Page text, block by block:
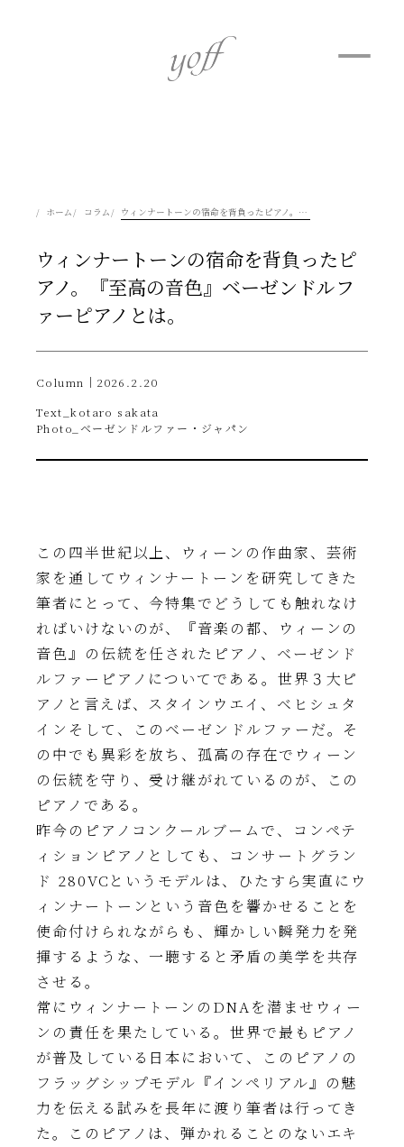
ホーム コラム ウィンナートーンの宿命を背負ったピアノ。『至高の音色』ベーゼンドルファーピアノとは。
ウィンナートーンの宿命を背負ったピ
アノ。『至高の音色』ベーゼンドルフ
ァーピアノとは。
Column｜2026.2.20
Text_kotaro sakata
Photo_ベーゼンドルファー・ジャパン
この四半世紀以上、ウィーンの作曲家、芸術
家を通してウィンナートーンを研究してきた
筆者にとって、今特集でどうしても触れなけ
ればいけないのが、『音楽の都、ウィーンの
音色』の伝統を任されたピアノ、ベーゼンド
ルファーピアノについてである。世界３大ピ
アノと言えば、スタインウエイ、ベヒシュタ
インそして、このベーゼンドルファーだ。そ
の中でも異彩を放ち、孤高の存在でウィーン
の伝統を守り、受け継がれているのが、この
ピアノである。
昨今のピアノコンクールブームで、コンペテ
ィションピアノとしても、コンサートグラン
ド 280VCというモデルは、ひたすら実直にウ
ィンナートーンという音色を響かせることを
使命付けられながらも、輝かしい瞬発力を発
揮するような、一聴すると矛盾の美学を共存
させる。
常にウィンナートーンのDNAを潜ませウィー
ンの責任を果たしている。世界で最もピアノ
が普及している日本において、このピアノの
フラッグシップモデル『インペリアル』の魅
力を伝える試みを長年に渡り筆者は行ってき
た。このピアノは、弾かれることのないエキ